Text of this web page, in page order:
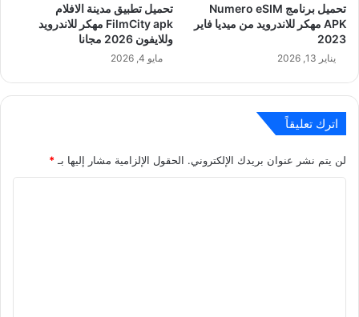
تحميل برنامج Numero eSIM
APK مهكر للاندرويد من ميديا فاير
2023
يناير 13, 2026
تحميل تطبيق مدينة الافلام
FilmCity apk مهكر للاندرويد
وللايفون 2026 مجانا
مايو 4, 2026
اترك تعليقاً
لن يتم نشر عنوان بريدك الإلكتروني. الحقول الإلزامية مشار إليها بـ *